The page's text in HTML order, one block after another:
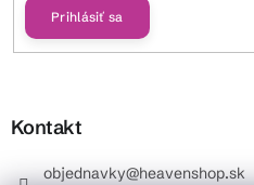
Prihlásiť sa
Kontakt
objednavky@heavenshop.sk